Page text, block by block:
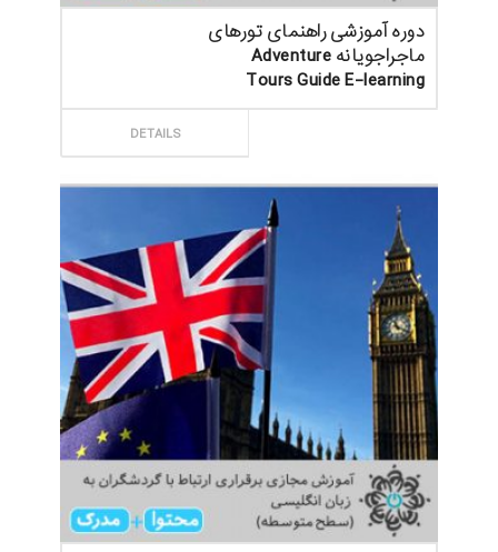
دوره آموزشی راهنمای تورهای
ماجراجویانه Adventure
Tours Guide E-learning
DETAILS